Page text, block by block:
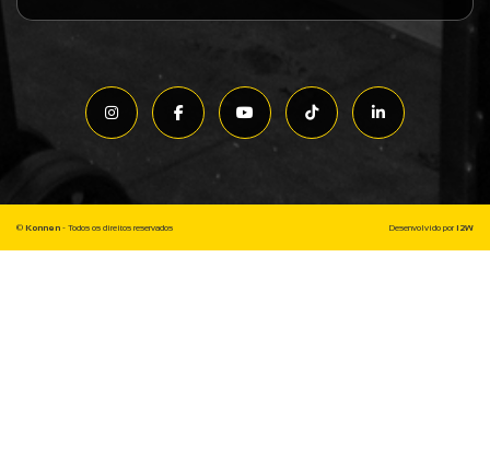
© Konnen - Todos os direitos reservados Desenvolvido por I2W